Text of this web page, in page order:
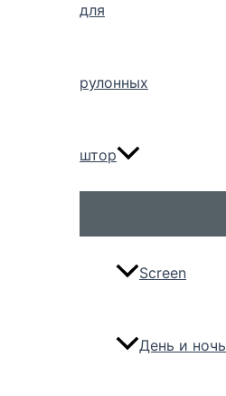
для
рулонных
штор
Screen
День и ночь